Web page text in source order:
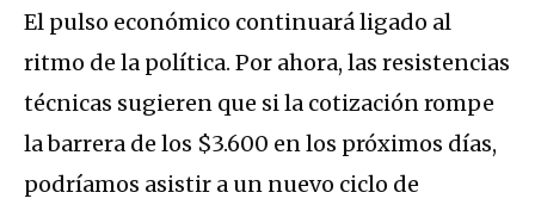
El pulso económico continuará ligado al
ritmo de la política. Por ahora, las resistencias
técnicas sugieren que si la cotización rompe
la barrera de los $3.600 en los próximos días,
podríamos asistir a un nuevo ciclo de